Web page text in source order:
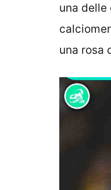
una delle
una rosa